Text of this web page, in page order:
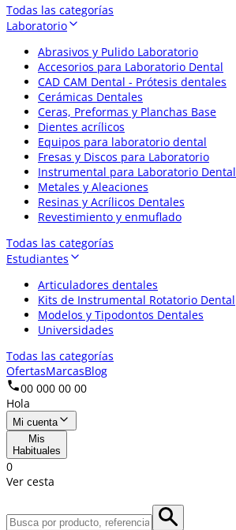
Todas las categorías
Laboratorio
Abrasivos y Pulido Laboratorio
Accesorios para Laboratorio Dental
CAD CAM Dental - Prótesis dentales
Cerámicas Dentales
Ceras, Preformas y Planchas Base
Dientes acrílicos
Equipos para laboratorio dental
Fresas y Discos para Laboratorio
Instrumental para Laboratorio Dental
Metales y Aleaciones
Resinas y Acrílicos Dentales
Revestimiento y enmuflado
Todas las categorías
Estudiantes
Articuladores dentales
Kits de Instrumental Rotatorio Dental
Modelos y Tipodontos Dentales
Universidades
Todas las categorías
OfertasMarcasBlog
00 000 00 00
Hola
Mi cuenta
Mis
Habituales
0
Ver cesta